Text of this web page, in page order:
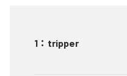
1 ： tripper